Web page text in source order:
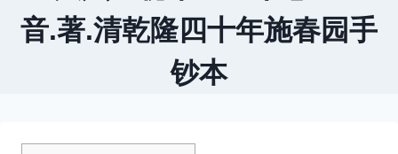
音.著.清乾隆四十年施春园手
钞本